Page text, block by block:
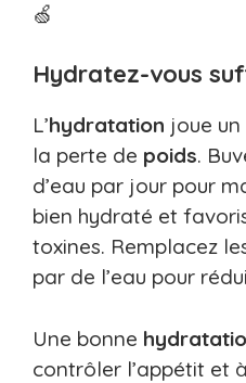
🍏
Hydratez-vous
L’hydratation joue
la perte de poids.
d’eau par jour pour
bien hydraté et
toxines. Remplacez
par de l’eau pour
Une bonne
contrôler l’appétit et